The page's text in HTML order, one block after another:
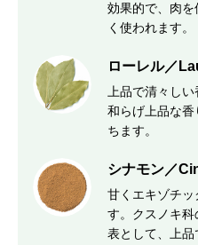
効果的で、肉を
く使われます。
ローレル／
上品で清々し
和らげ上品な
ちます。
シナモン／
甘くエキゾチ
す。クスノキ
表として、上